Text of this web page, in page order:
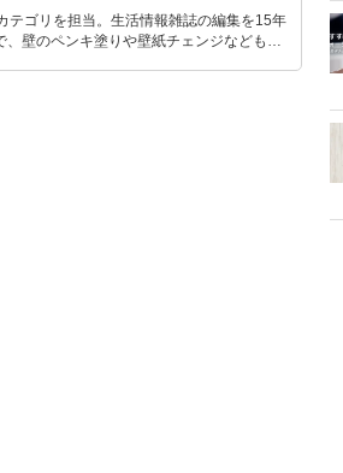
テゴリを担当。生活情報雑誌の編集を15年
壁のペンキ塗りや壁紙チェンジなどもチ